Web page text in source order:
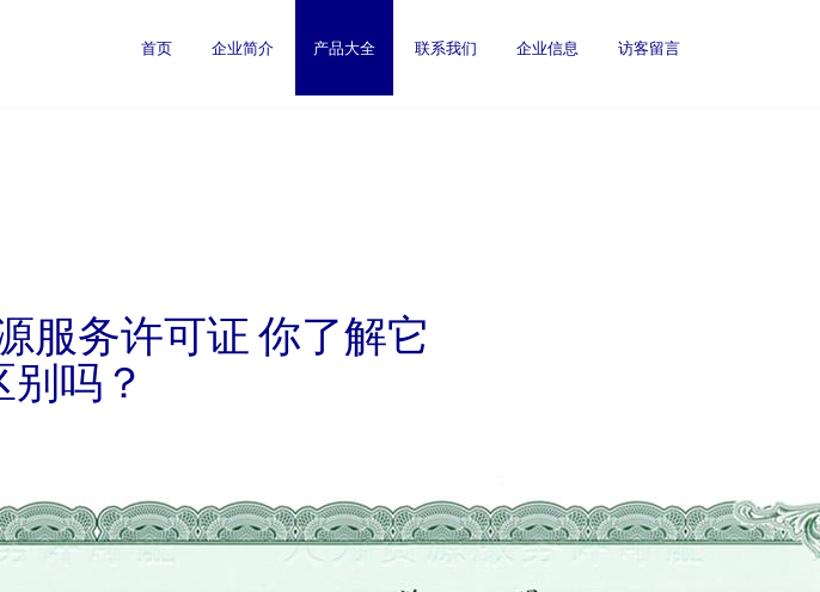
首页 企业简介 产品大全 联系我们 企业信息 访客留言
服务许可证 你了解它
吗？